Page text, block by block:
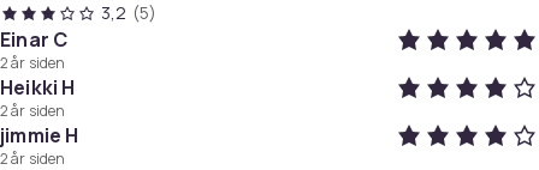
Praktisk og lett å bytte:
Klokkereimen for Suunto
Spartan Ultra er enkel å bytte selv - verktøy og 2
fjærstifter er inkludert.
3,2 (5)
Einar C
2 år siden
Heikki H
2 år siden
jimmie H
2 år siden